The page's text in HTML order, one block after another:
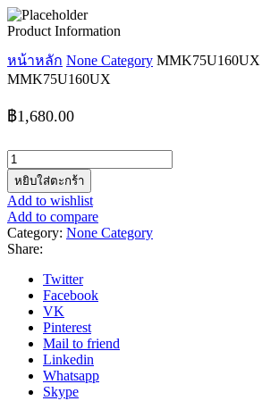
Product Information
หน้าหลัก None Category MMK75U160UX
MMK75U160UX
฿1,680.00
จำนวน
MMK75U160UX
ชิ้น
หยิบใส่ตะกร้า
Add to wishlist
Add to compare
Category: None Category
Share:
Twitter
Facebook
VK
Pinterest
Mail to friend
Linkedin
Whatsapp
Skype